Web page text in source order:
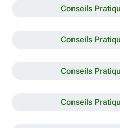
Conseils
Conseils
Conseils
Conseils